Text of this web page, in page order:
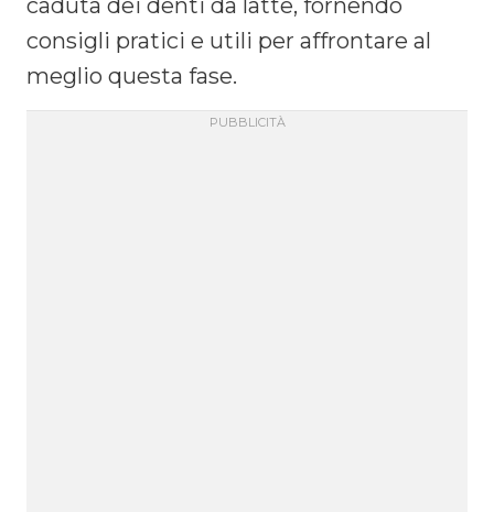
caduta dei denti da latte, fornendo
consigli pratici e utili per affrontare al
meglio questa fase.